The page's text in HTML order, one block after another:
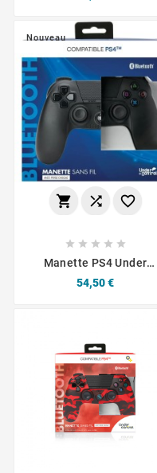
Nouveau
  
    
Manette PS4 Under
Avec Prise Jack 3.5 Mm
Prix
54,50 €